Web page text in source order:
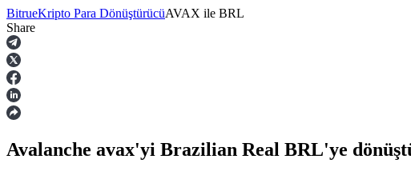
Vadeli İşlemler
BitrueKripto Para DönüştürücüAVAX ile BRL
Share
Avalanche avax'yi Brazilian Real BRL'ye